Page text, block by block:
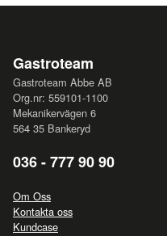
Gastroteam
Gastroteam Abbe AB
Org.nr: 559101-1100
Mekanikervägen 6
564 35 Bankeryd
036 - 777 90 90
Om Oss
Kontakta oss
Kundcase